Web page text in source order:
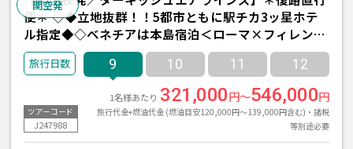
関空発
便＊ ◇◆立地抜群！！5都市ともに駅チカ3ッ星ホテ
ル指定◆◇ベネチアは本島宿泊＜ローマ×フィレンツ
ェ×ベネチア×ミラノ×イスタンブール＞9日間
9 10 11 12
ツアーコード
J247988
1名様あたり 321,000円～546,000円
旅行代金+燃油代金 (燃油目安120,000円～139,000円含む)・諸税
等別途必要